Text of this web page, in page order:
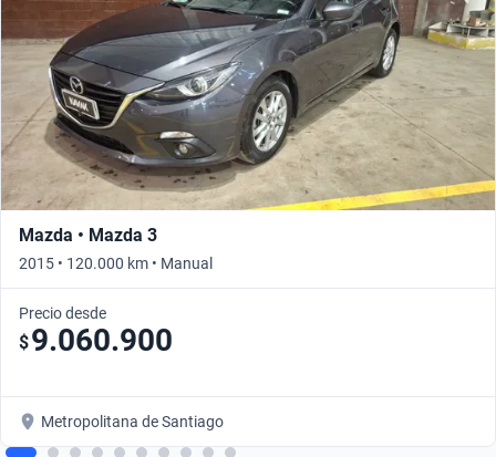
Mazda • Mazda 3
2015 • 120.000 km • Manual
Precio desde
$9.060.900
Metropolitana de Santiago